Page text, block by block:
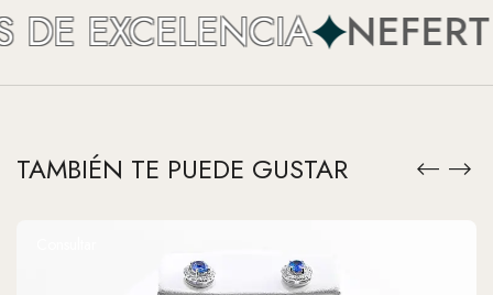
EXCELENCIA
TAMBIÉN TE PUEDE GUSTAR